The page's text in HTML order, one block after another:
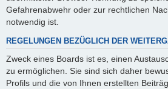
Gefahrenabwehr oder zur rechtlichen
notwendig ist.
REGELUNGEN BEZÜGLICH DER
Zweck eines Boards ist es, einen
zu ermöglichen. Sie sind sich daher
Profils und die von Ihnen erstellten